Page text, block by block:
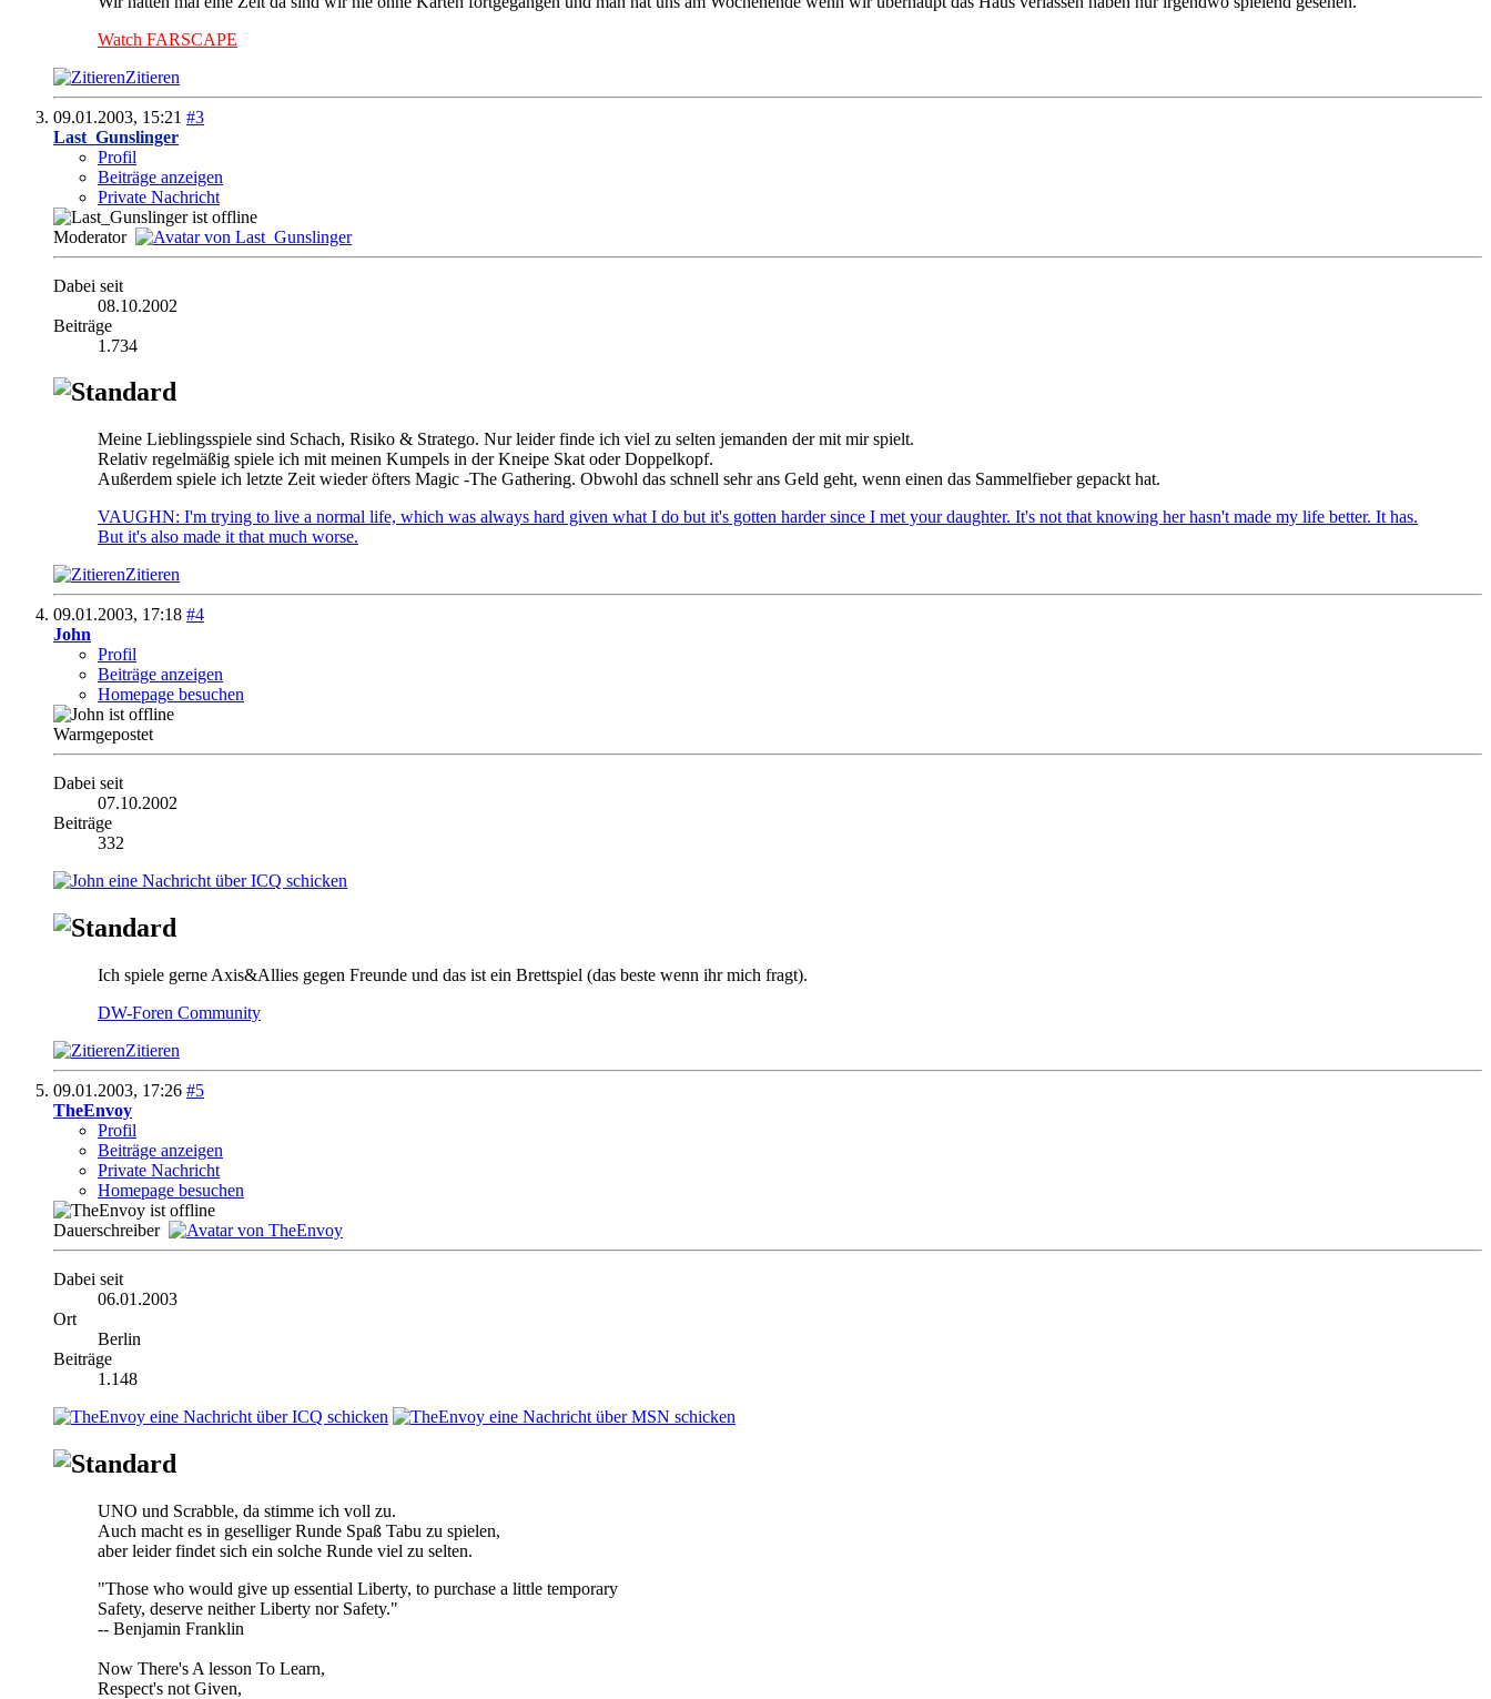
Watch FARSCAPE
Zitieren
09.01.2003, 15:21 #3
Last_Gunslinger
Profil
Beiträge anzeigen
Private Nachricht
Moderator
Dabei seit
08.10.2002
Beiträge
1.734
Meine Lieblingsspiele sind Schach, Risiko & Stratego. Nur leider finde ich viel zu selten jemanden der mit mir spielt.
Relativ regelmäßig spiele ich mit meinen Kumpels in der Kneipe Skat oder Doppelkopf.
Außerdem spiele ich letzte Zeit wieder öfters Magic -The Gathering. Obwohl das schnell sehr ans Geld geht, wenn einen das Sammelfieber gepackt hat.
VAUGHN: I'm trying to live a normal life, which was always hard given what I do but it's gotten harder since I met your daughter. It's not that knowing her hasn't made my life better. It has.
But it's also made it that much worse.
Zitieren
09.01.2003, 17:18 #4
John
Profil
Beiträge anzeigen
Homepage besuchen
Warmgepostet
Dabei seit
07.10.2002
Beiträge
332
Ich spiele gerne Axis&Allies gegen Freunde und das ist ein Brettspiel (das beste wenn ihr mich fragt).
DW-Foren Community
Zitieren
09.01.2003, 17:26 #5
TheEnvoy
Profil
Beiträge anzeigen
Private Nachricht
Homepage besuchen
Dauerschreiber
Dabei seit
06.01.2003
Ort
Berlin
Beiträge
1.148
UNO und Scrabble, da stimme ich voll zu.
Auch macht es in geselliger Runde Spaß Tabu zu spielen,
aber leider findet sich ein solche Runde viel zu selten.
"Those who would give up essential Liberty, to purchase a little temporary
Safety, deserve neither Liberty nor Safety."
-- Benjamin Franklin
Now There's A lesson To Learn,
Respect's not Given,